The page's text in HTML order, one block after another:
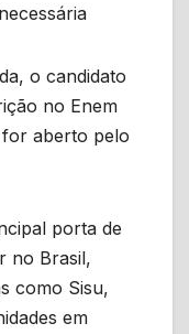
o candidato
no Enem
aberto pelo
porta de
no Brasil,
como Sisu,
em